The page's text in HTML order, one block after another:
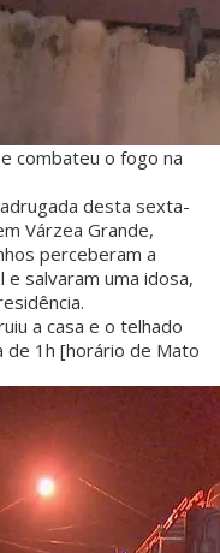
combateu o fogo na
desta sexta-
Várzea Grande,
perceberam a
salvaram uma idosa,
a casa e o telhado
de 1h [horário de Mato